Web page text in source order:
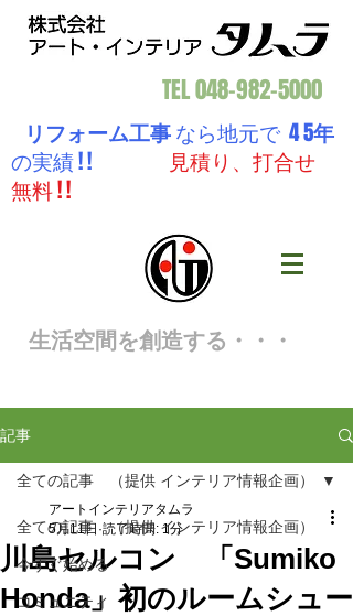
TEL048-982-5000
リフォーム工事なら地元で 4 5年
の実績 ! !
見積り、打合せ
無料 ! !
生活空間を創造する・・・
記事
全ての記事 （提供 インテリア情報企画）
今すぐ始める
コミュニティ
全ての記事 （提供 インテリア情報企画）
川島セルコン 「Sumiko
Honda」初のルームシュー
アートインテリアタムラ
5月11日 読了時間: 1分